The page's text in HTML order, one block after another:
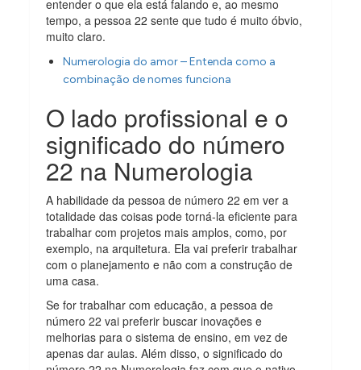
entender o que ela está falando e, ao mesmo
tempo, a pessoa 22 sente que tudo é muito óbvio,
muito claro.
Numerologia do amor – Entenda como a
combinação de nomes funciona
O lado profissional e o
significado do número
22 na Numerologia
A habilidade da pessoa de número 22 em ver a
totalidade das coisas pode torná-la eficiente para
trabalhar com projetos mais amplos, como, por
exemplo, na arquitetura. Ela vai preferir trabalhar
com o planejamento e não com a construção de
uma casa.
Se for trabalhar com educação, a pessoa de
número 22 vai preferir buscar inovações e
melhorias para o sistema de ensino, em vez de
apenas dar aulas. Além disso, o significado do